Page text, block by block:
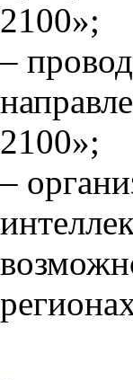
2100»;
–
2100»;
–